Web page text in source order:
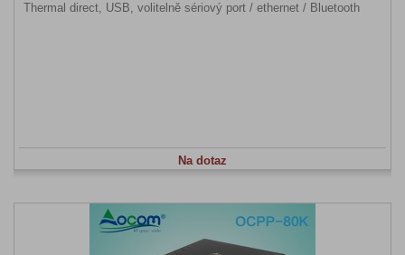
Thermal direct, USB, volitelně sériový port / ethernet / Bluetooth
Na dotaz